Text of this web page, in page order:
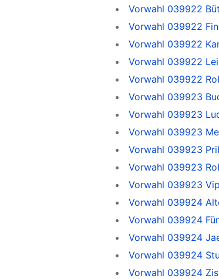
Vorwahl 039922
Vorwahl 039922
Vorwahl 039922
Vorwahl 039922
Vorwahl 039922
Vorwahl 039923
Vorwahl 039923
Vorwahl 039923
Vorwahl 039923
Vorwahl 039923
Vorwahl 039923
Vorwahl 039924
Vorwahl 039924
Vorwahl 039924
Vorwahl 039924
Vorwahl 039924